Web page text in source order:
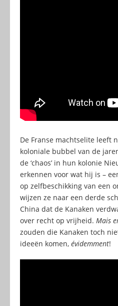
De Franse machtselite leeft
koloniale bubbel van de
de ‘chaos’ in hun kolonie
erkennen voor wat hij is –
op zelfbeschikking van een
wijzen ze naar een derde
China dat de Kanaken
over recht op vrijheid. Mais
zouden die Kanaken toch
ideeën komen, évidemment!